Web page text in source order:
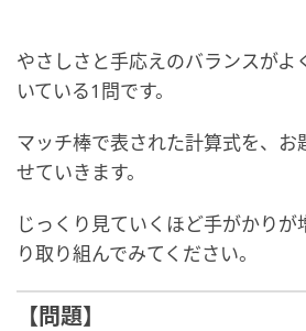
やさしさと手応えのバランスがよ
いている1問です。
マッチ棒で表された計算式を、お
せていきます。
じっくり見ていくほど手がかりが
り取り組んでみてください。
【問題】